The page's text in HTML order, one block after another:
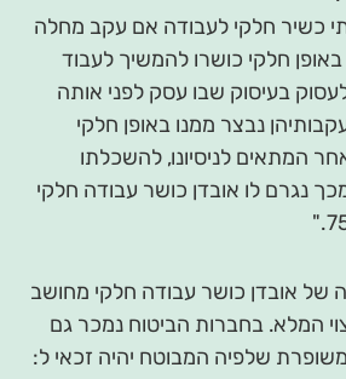
כשיר חלקי לעבודה אם עקב מחלה
חלקי כושרו להמשיך לעבוד
בעיסוק שבו עסק לפני אותה
נבצר ממנו באופן חלקי
המתאים לניסיונו, להשכלתו
נגרם לו אובדן כושר עבודה חלקי
של אובדן כושר עבודה חלקי מחושב
המלא. בחברות הביטוח נמכר גם
שלפיה המבוטח יהיה זכאי ל: